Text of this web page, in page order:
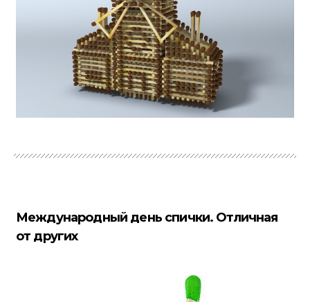
Международный день спички. Отличная
от других